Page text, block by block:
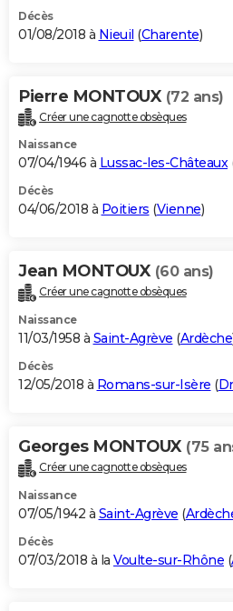
Décès
01/08/2018 à Nieuil (Charente)
Pierre MONTOUX (72 ans)
Créer une cagnotte obsèques
Naissance
07/04/1946 à Lussac-les-Châteaux
Décès
04/06/2018 à Poitiers (Vienne)
Jean MONTOUX (60 ans)
Créer une cagnotte obsèques
Naissance
11/03/1958 à Saint-Agrève (Ardèche
Décès
12/05/2018 à Romans-sur-Isère (
Georges MONTOUX (75
Créer une cagnotte obsèques
Naissance
07/05/1942 à Saint-Agrève (
Décès
07/03/2018 à la Voulte-sur-Rhône (